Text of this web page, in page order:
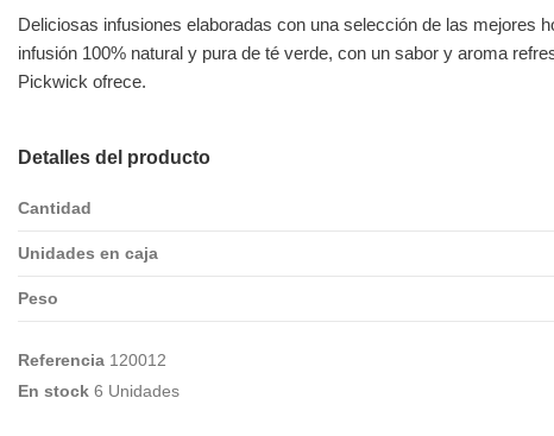
Deliciosas infusiones elaboradas con una selección de las mejores
infusión 100% natural y pura de té verde, con un sabor y aroma
Pickwick ofrece.
Detalles del producto
Cantidad
Unidades en caja
Peso
Referencia 120012
En stock 6 Unidades